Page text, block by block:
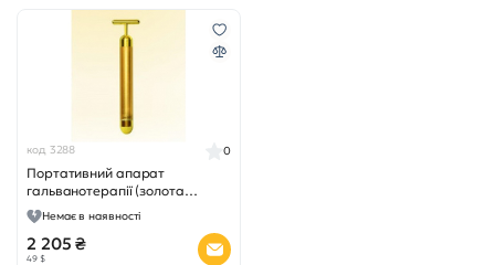
код 3288
Портативний апарат
гальванотерапії (золота
планка) BC 12M
0
Немає в наявності
2 205 ₴
49 $